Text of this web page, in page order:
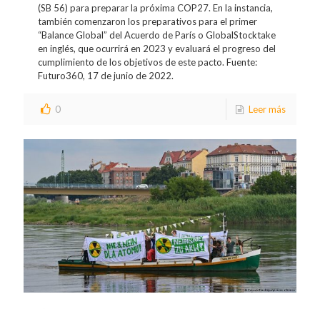
(SB 56) para preparar la próxima COP27. En la instancia,
también comenzaron los preparativos para el primer
“Balance Global” del Acuerdo de París o GlobalStocktake
en inglés, que ocurrirá en 2023 y evaluará el progreso del
cumplimiento de los objetivos de este pacto. Fuente:
Futuro360, 17 de junio de 2022.
0 Leer más